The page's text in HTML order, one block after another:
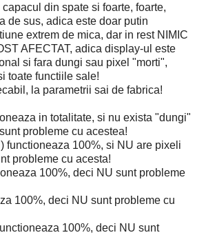
din spate si foarte, foarte,
de sus, adica este doar putin
extrem de mica, dar in rest NIMIC
AFECTAT, adica display-ul este
si fara dungi sau pixel "morti",
toate functiile sale!
la parametrii sai de fabrica!
in totalitate, si nu exista "dungi"
probleme cu acestea!
functioneaza 100%, si NU are pixeli
probleme cu acesta!
100%, deci NU sunt probleme
100%, deci NU sunt probleme cu
100%, deci NU sunt